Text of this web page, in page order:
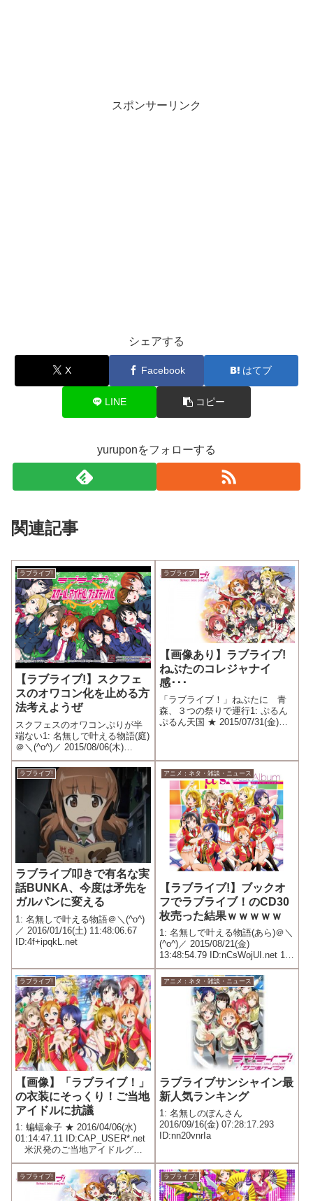
スポンサーリンク
シェアする
X Facebook はてブ
LINE コピー
yuruponをフォローする
関連記事
ラブライブ!
【ラブライブ!】スクフェ
スのオワコン化を止める方
法考えようぜ
スクフェスのオワコンぷりが半
端ない1: 名無しで叶える物語(庭)
＠＼(^o^)／ 2015/08/06(木)
15:53:31.56 ID:1akWx8Yu.net 周
りはどんどん辞めていってる 今
回のイベントもその影響で過去
最低のボーダー...
ラブライブ!
【画像あり】ラブライブ!
ねぶたのコレジャナイ
感･･･
「ラブライブ！」ねぶたに 青
森、３つの祭りで運行1: ぷるん
ぷるん天国 ★ 2015/07/31(金)
キャラ...
ラブライブ!
ラブライブ叩きで有名な実
話BUNKA、今度は矛先を
ガルパンに変える
1: 名無しで叶える物語＠＼(^o^)
／ 2016/01/16(土) 11:48:06.67
ID:4f+ipqkL.net
アニメ：ネタ・雑談・ニュース
【ラブライブ!】ブックオ
フでラブライブ！のCD30
枚売った結果ｗｗｗｗｗ
1: 名無しで叶える物語(あら)＠＼
(^o^)／ 2015/08/21(金)
13:48:54.79 ID:nCsWojUI.net 1枚
30円で合計900円 こんなん安す
ぎやろ 訴訟不可避
ラブライブ!
【画像】「ラブライブ！」
の衣装にそっくり！ご当地
アイドルに抗議
1: 蝙蝠傘子 ★ 2016/04/06(水)
01:14:47.11 ID:CAP_USER*.net
米沢発のご当地アイドルグル
ープ「Ａｉ―Ｇｉｒｌｓ（アイ
ガールズ）」が新曲発表会で着
た衣装について、人気アニメ
「ラブライブ！」の登場人...
アニメ：ネタ・雑談・ニュース
ラブライブサンシャイン最
新人気ランキング
1: 名無しのぽんさん
2016/09/16(金) 07:28:17.293
ID:nn20vnrIa
ラブライブ! ラブライブ!